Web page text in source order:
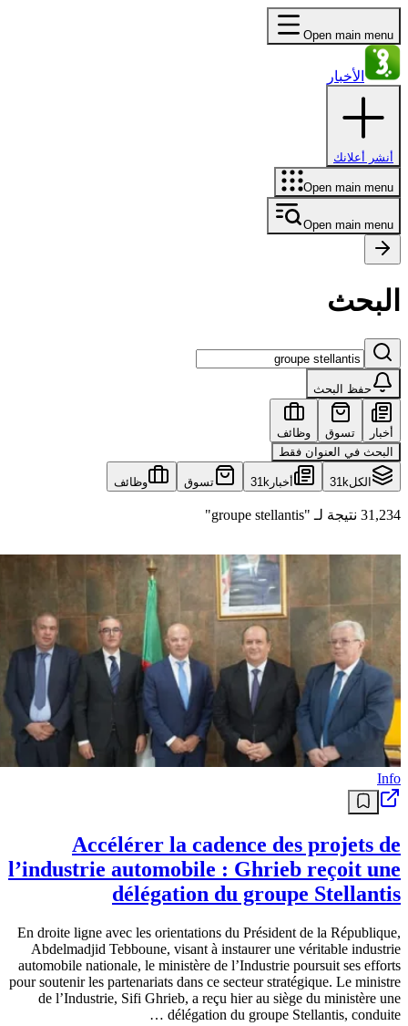
Open main menu
الأخبار
أنشر أعلانك
Open main menu
Open main menu
البحث
حفظ البحث
أخبار تسوق
وظائف
البحث في العنوان فقط
الكل31k أخبار 31k تسوق وظائف
31,234 نتيجة لـ "groupe stellantis"
Info
Accélérer la cadence des projets de
l’industrie automobile : Ghrieb reçoit une
délégation du groupe Stellantis
En droite ligne avec les orientations du Président de la République,
Abdelmadjid Tebboune, visant à instaurer une véritable industrie
automobile nationale, le ministère de l’Industrie poursuit ses efforts
pour soutenir les partenariats dans ce secteur stratégique. Le ministre
de l’Industrie, Sifi Ghrieb, a reçu hier au siège du ministère une
délégation du groupe Stellantis, conduite …